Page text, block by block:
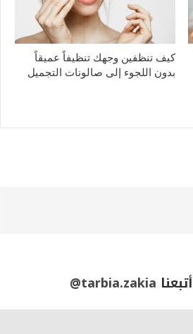
كيف تنظفين وجهك تنظيفاً عميقاً
بدون اللجوء إلى صالونات التجميل
أتبعنا @tarbia.zakia